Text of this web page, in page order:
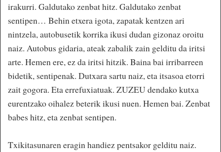
irakurri. Galdutako zenbat hitz. Galdutako zenbat
sentipen… Behin etxera igota, zapatak kentzen ari
nintzela, autobusetik korrika ikusi dudan gizonaz oroitu
naiz. Autobus gidaria, ateak zabalik zain gelditu da iritsi
arte. Hemen ere, ez da iritsi hitzik. Baina bai irribarreen
bidetik, sentipenak. Dutxara sartu naiz, eta itsasoa etorri
zait gogora. Eta errefuxiatuak. ZUZEU dendako kutxa
eurentzako oihalez beterik ikusi nuen. Hemen bai. Zenbat
babes hitz, eta zenbat sentipen.
Txikitasunaren eragin handiez pentsakor gelditu naiz.